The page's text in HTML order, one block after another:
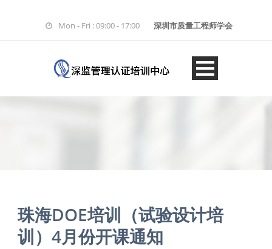
Mon - Fri : 09:00 - 17:00 深圳市质量工程师学会
珠海DOE培训（试验设计培
训）4月份开课通知